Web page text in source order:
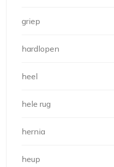
griep
hardlopen
heel
hele rug
hernia
heup